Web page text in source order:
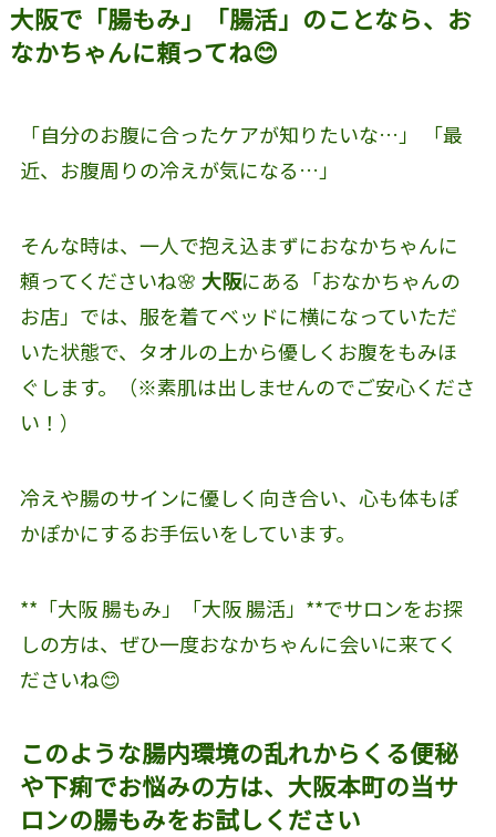
大阪で「腸もみ」「腸活」のことなら、お
なかちゃんに頼ってね😊
「自分のお腹に合ったケアが知りたいな…」 「最
近、お腹周りの冷えが気になる…」
そんな時は、一人で抱え込まずにおなかちゃんに
頼ってくださいね🌸 大阪にある「おなかちゃんの
お店」では、服を着てベッドに横になっていただ
いた状態で、タオルの上から優しくお腹をもみほ
ぐします。（※素肌は出しませんのでご安心くださ
い！）
冷えや腸のサインに優しく向き合い、心も体もぽ
かぽかにするお手伝いをしています。
**「大阪 腸もみ」「大阪 腸活」**でサロンをお探
しの方は、ぜひ一度おなかちゃんに会いに来てく
ださいね😊
このような腸内環境の乱れからくる便秘
や下痢でお悩みの方は、大阪本町の当サ
ロンの腸もみをお試しください